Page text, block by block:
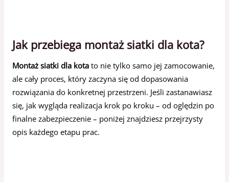
Jak przebiega montaż siatki dla kota?
Montaż siatki dla kota to nie tylko samo jej zamocowanie,
ale cały proces, który zaczyna się od dopasowania
rozwiązania do konkretnej przestrzeni. Jeśli zastanawiasz
się, jak wygląda realizacja krok po kroku – od oględzin po
finalne zabezpieczenie – poniżej znajdziesz przejrzysty
opis każdego etapu prac.